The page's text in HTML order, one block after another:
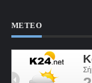
ΜΕΤΕΟ